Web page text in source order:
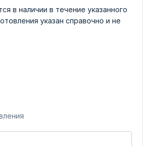
в наличии в течение указанного
указан справочно и не